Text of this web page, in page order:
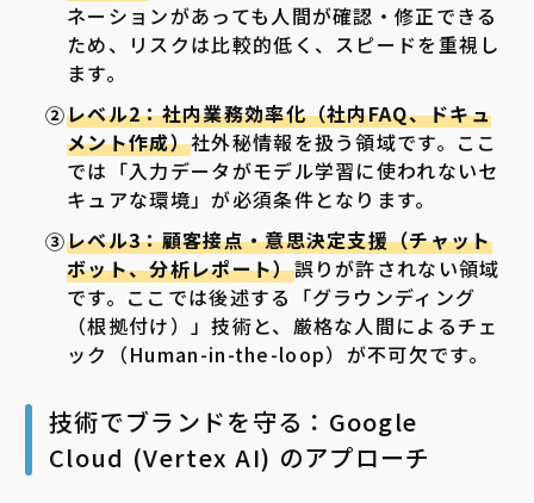
ネーションがあっても人間が確認・修正できる
ため、リスクは比較的低く、スピードを重視し
ます。
レベル2：社内業務効率化（社内FAQ、ドキュ
メント作成）社外秘情報を扱う領域です。ここ
では「入力データがモデル学習に使われないセ
キュアな環境」が必須条件となります。
レベル3：顧客接点・意思決定支援（チャット
ボット、分析レポート）誤りが許されない領域
です。ここでは後述する「グラウンディング
（根拠付け）」技術と、厳格な人間によるチェ
ック（Human-in-the-loop）が不可欠です。
技術でブランドを守る：Google
Cloud (Vertex AI) のアプローチ